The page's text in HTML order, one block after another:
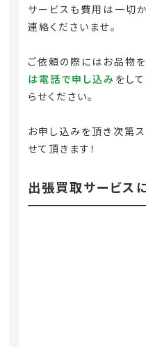
サービスも費用は一切
連絡くださいませ。
ご依頼の際にはお品物を
は電話で申し込み をし
らせください。
お申し込みを頂き次第
せて頂きます！
出張買取サービス